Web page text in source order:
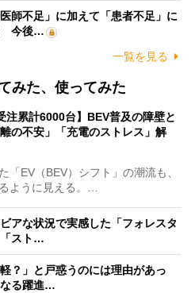
師不足」に加えて「患者不足」に
今後…
一覧を見る
みた、使ってみた
注累計6000台】BEV普及の障壁と
の不安」「充電のストレス」解
EV（BEV）シフト」の潮流も、
ように見える。…
アな状況で実感した「フォレスタ
スト…
？」と戸惑うのには理由があっ
る躍進…